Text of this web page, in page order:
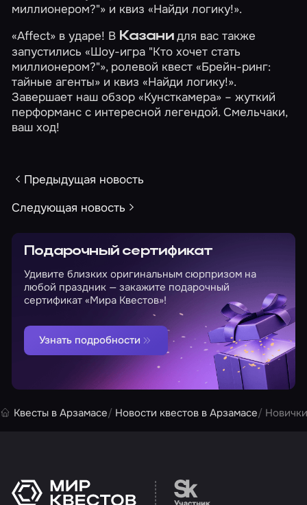
миллионером?"» и квиз«Найди логику!».
«Affect» в ударе! В Казани для вас также
запустились«Шоу-игра "Кто хочет стать
миллионером?"», ролевой квест«Брейн-ринг:
тайные агенты» и квиз«Найди логику!».
Завершает наш обзор«Кунсткамера» – жуткий
перформанс с интересной легендой. Смельчаки,
ваш ход!
Предыдущая новость
Следующая новость
Подарочный сертификат
Удивите близких оригинальным сюрпризом на
любой праздник — закажите подарочный
сертификат «Мира Квестов»!
Узнать подробности
Квесты в Арзамасе Новости квестов в Арзамасе
Перейти на сайт